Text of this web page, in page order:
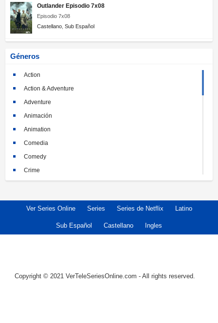
Outlander Episodio 7x08
Episodio 7x08
Castellano Sub Español
Géneros
Action
Action & Adventure
Adventure
Animación
Animation
Comedia
Comedy
Crime
Documentary
Historia
Ver Series Online Series Series de Netflix Latino
Sub Español Castellano Ingles
Copyright © 2021 VerTeleSeriesOnline.com - All rights reserved.